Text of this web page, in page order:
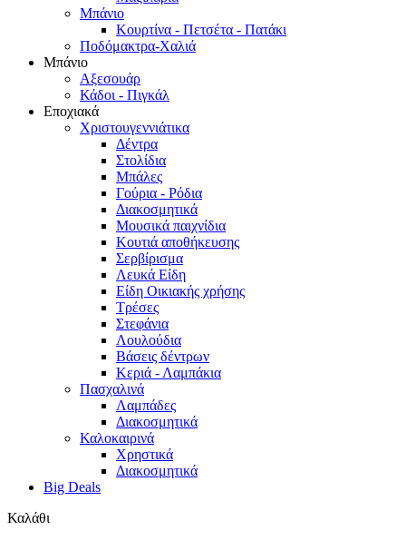
Μπάνιο
Κουρτίνα - Πετσέτα - Πατάκι
Ποδόμακτρα-Χαλιά
Μπάνιο
Αξεσουάρ
Κάδοι - Πιγκάλ
Εποχιακά
Χριστουγεννιάτικα
Δέντρα
Στολίδια
Μπάλες
Γούρια - Ρόδια
Διακοσμητικά
Μουσικά παιχνίδια
Κουτιά αποθήκευσης
Σερβίρισμα
Λευκά Είδη
Είδη Οικιακής χρήσης
Τρέσες
Στεφάνια
Λουλούδια
Βάσεις δέντρων
Κεριά - Λαμπάκια
Πασχαλινά
Λαμπάδες
Διακοσμητικά
Καλοκαιρινά
Χρηστικά
Διακοσμητικά
Big Deals
Καλάθι